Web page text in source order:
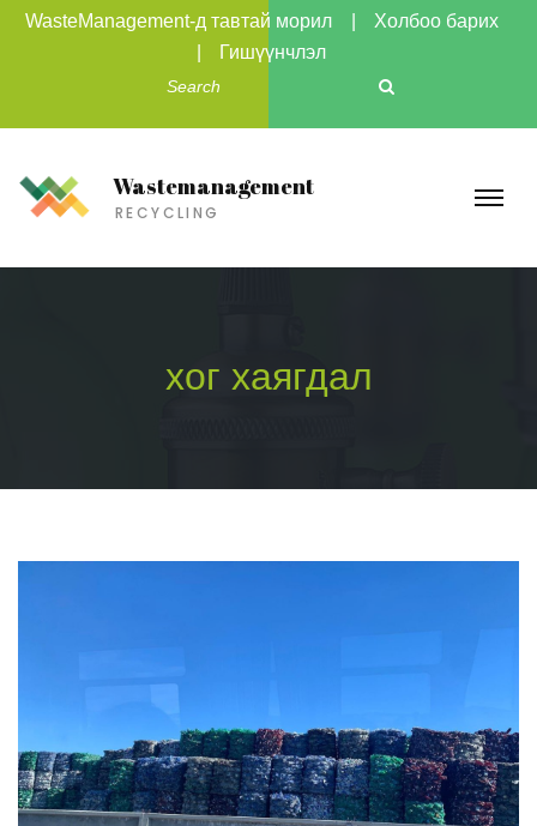
WasteManagement-д тавтай морил
Холбоо барих
Гишүүнчлэл
Wastemanagement
RECYCLING
хог хаягдал